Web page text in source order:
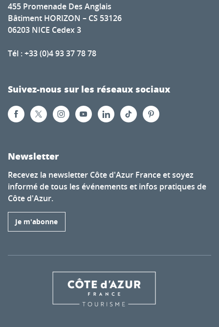
455 Promenade Des Anglais
Bâtiment HORIZON – CS 53126
06203 NICE Cedex 3
Tél : +33 (0)4 93 37 78 78
Suivez-nous sur les réseaux sociaux
Newsletter
Recevez la newsletter Côte d'Azur France et soyez
informé de tous les événements et infos pratiques de
Côte d'Azur.
Je m'abonne